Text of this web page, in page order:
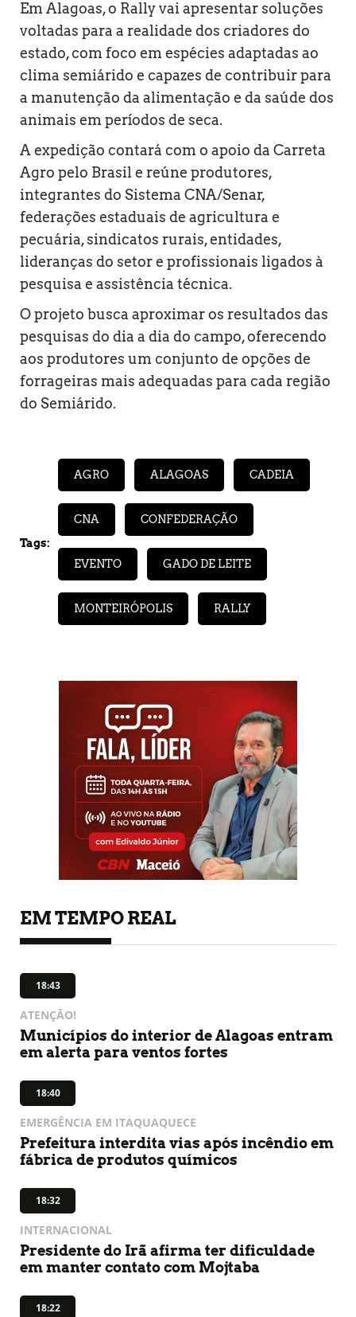
Em Alagoas, o Rally vai apresentar soluções
voltadas para a realidade dos criadores do
estado, com foco em espécies adaptadas ao
clima semiárido e capazes de contribuir para
a manutenção da alimentação e da saúde dos
animais em períodos de seca.
A expedição contará com o apoio da Carreta
Agro pelo Brasil e reúne produtores,
integrantes do Sistema CNA/Senar,
federações estaduais de agricultura e
pecuária, sindicatos rurais, entidades,
lideranças do setor e profissionais ligados à
pesquisa e assistência técnica.
O projeto busca aproximar os resultados das
pesquisas do dia a dia do campo, oferecendo
aos produtores um conjunto de opções de
forrageiras mais adequadas para cada região
do Semiárido.
Tags:
AGRO ALAGOAS CADEIA
CNA CONFEDERAÇÃO
EVENTO GADO DE LEITE
MONTEIRÓPOLIS RALLY
EM TEMPO REAL
18:43
ATENÇÃO!
Municípios do interior de Alagoas entram
em alerta para ventos fortes
18:40
EMERGÊNCIA EM ITAQUAQUECE
Prefeitura interdita vias após incêndio em
fábrica de produtos químicos
18:32
INTERNACIONAL
Presidente do Irã afirma ter dificuldade
em manter contato com Mojtaba
18:22